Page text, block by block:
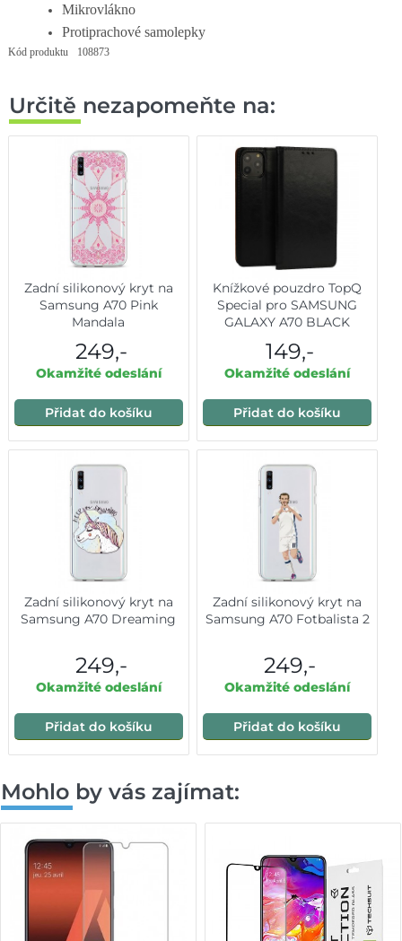
Mikrovlákno
Protiprachové samolepky
Kód produktu 108873
Určitě nezapomeňte na:
Zadní silikonový kryt na
Samsung A70 Pink
Mandala
249,-
Okamžité odeslání
Přidat do košíku
Knížkové pouzdro TopQ
Special pro SAMSUNG
GALAXY A70 BLACK
149,-
Okamžité odeslání
Přidat do košíku
Zadní silikonový kryt na
Samsung A70 Dreaming
249,-
Okamžité odeslání
Přidat do košíku
Zadní silikonový kryt na
Samsung A70 Fotbalista 2
249,-
Okamžité odeslání
Přidat do košíku
Mohlo by vás zajímat: